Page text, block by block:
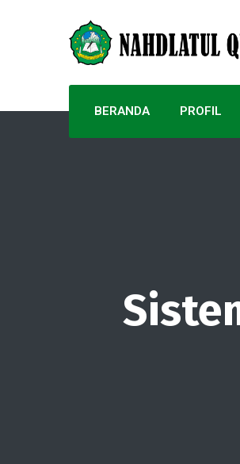
BERANDA PROFIL